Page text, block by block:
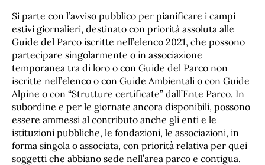
Si parte con l’avviso pubblico per pianificare i campi
estivi giornalieri, destinato con priorità assoluta alle
Guide del Parco iscritte nell’elenco 2021, che possono
partecipare singolarmente o in associazione
temporanea tra di loro o con Guide del Parco non
iscritte nell’elenco o con Guide Ambientali o con Guide
Alpine o con “Strutture certificate” dall’Ente Parco. In
subordine e per le giornate ancora disponibili, possono
essere ammessi al contributo anche gli enti e le
istituzioni pubbliche, le fondazioni, le associazioni, in
forma singola o associata, con priorità relativa per quei
soggetti che abbiano sede nell’area parco e contigua.